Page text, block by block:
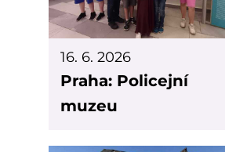
16. 6. 2026
Praha: Policejní
muzeu